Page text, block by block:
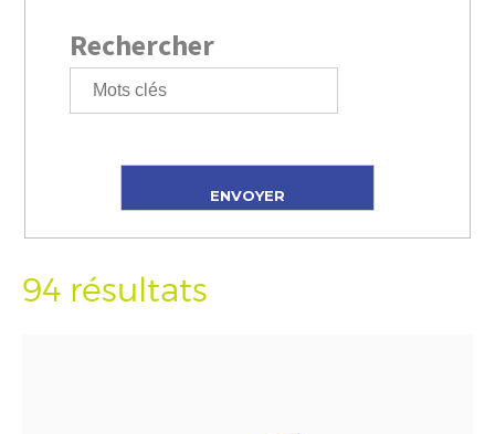
Rechercher
94 résultats